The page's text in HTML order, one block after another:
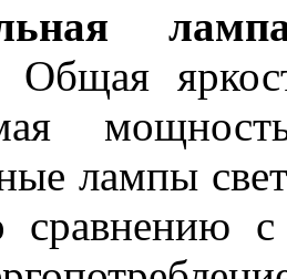
Общая
лампы
сравнению